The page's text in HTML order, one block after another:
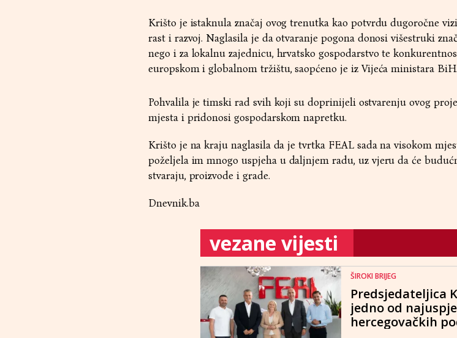
Krišto je istaknula značaj ovog trenutka kao potvrdu dugoročne
rast i razvoj. Naglasila je da otvaranje pogona donosi višestruki
nego i za lokalnu zajednicu, hrvatsko gospodarstvo te
europskom i globalnom tržištu, saopćeno je iz Vijeća ministara BiH.
Pohvalila je timski rad svih koji su doprinijeli ostvarenju ovog
mjesta i pridonosi gospodarskom napretku.
Krišto je na kraju naglasila da je tvrtka FEAL sada na visokom
poželjela im mnogo uspjeha u daljnjem radu, uz vjeru da će
stvaraju, proizvode i grade.
Dnevnik.ba
vezane vijesti
ŠIROKI BRIJEG
Predsjedateljica
jedno od
hercegovačkih